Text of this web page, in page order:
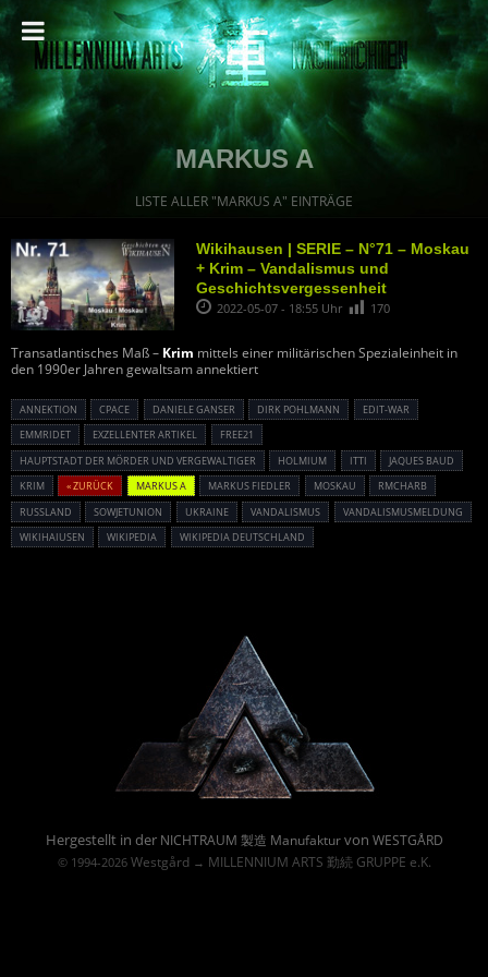
MARKUS A
LISTE ALLER "MARKUS A" EINTRÄGE
Wikihausen | SERIE – N°71 – Moskau
+ Krim – Vandalismus und
Geschichtsvergessenheit
2022-05-07 - 18:55 Uhr 170
Transatlantisches Maß – Krim mittels einer militärischen Spezialeinheit in
den 1990er Jahren gewaltsam annektiert
ANNEKTION CPACE DANIELE GANSER DIRK POHLMANN
EDIT-WAR
EMMRIDET
EXZELLENTER ARTIKEL
FREE21
HAUPTSTADT DER MÖRDER UND VERGEWALTIGER
HOLMIUM ITTI
JAQUES BAUD
KRIM
« ZURÜCK MARKUS A MARKUS FIEDLER MOSKAU
RMCHARB
RUSSLAND
SOWJETUNION UKRAINE VANDALISMUS
VANDALISMUSMELDUNG
WIKIHAIUSEN
WIKIPEDIA WIKIPEDIA DEUTSCHLAND
Hergestellt in der NICHTRAUM 製造 Manufakturvon WESTGÅRD
© 1994-2026 Westgård→ MILLENNIUM ARTS 勤続 GRUPPE e.K.
Powered By :